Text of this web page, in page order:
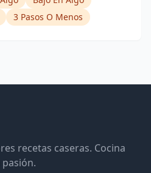
3 Pasos O Menos
recetas caseras. Cocina